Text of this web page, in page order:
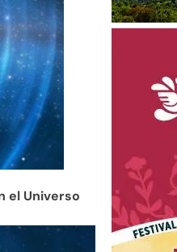
el Universo